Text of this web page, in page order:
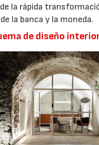
la rápida
la banca y la moneda.
de diseño